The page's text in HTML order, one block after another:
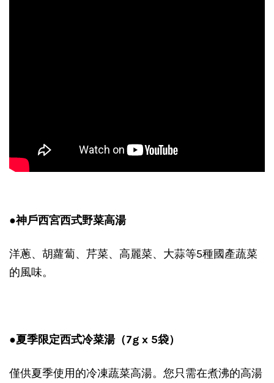
●神戶西宮西式野菜高湯
洋蔥、胡蘿蔔、芹菜、高麗菜、大蒜等5種國產蔬菜
的風味。
●夏季限定西式冷菜湯（7g x 5袋）
僅供夏季使用的冷凍蔬菜高湯。您只需在煮沸的高湯